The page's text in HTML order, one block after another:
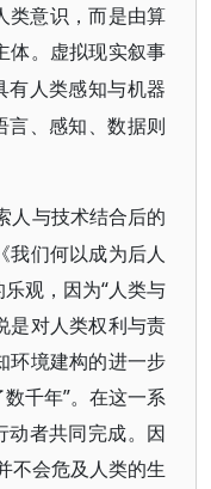
类意识，而是由算
体。虚拟现实叙事
有人类感知与机器
言、感知、数据则
人与技术结合后的
我们何以成为后人
观，因为“人类与
是对人类权利与责
环境建构的进一步
千年”。在这一系
动者共同完成。因
不会危及人类的生